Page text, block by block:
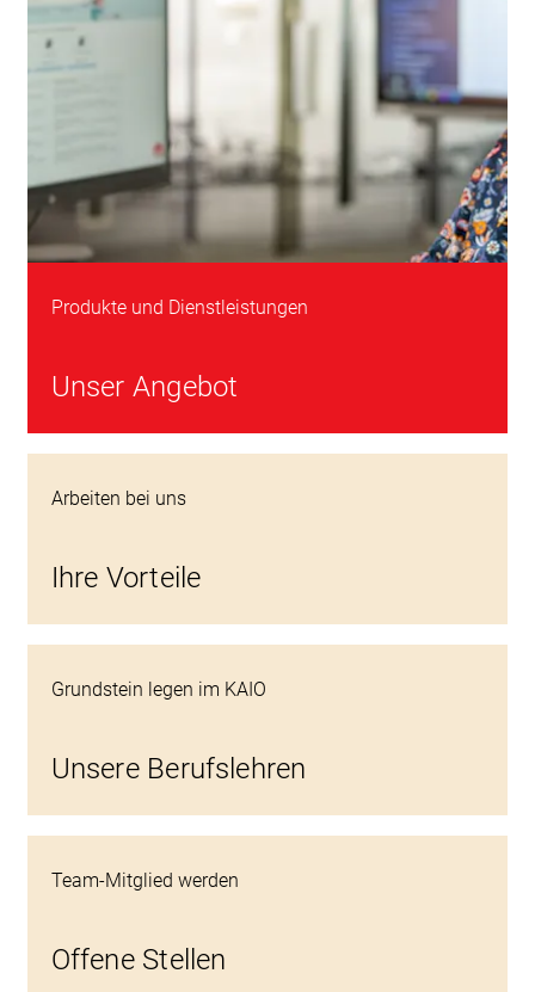
Unser Angebot
Produkte und Dienstleistungen
Ihre Vorteile
Arbeiten bei uns
Unsere Berufslehren
Grundstein legen im KAIO
Offene Stellen
Team-Mitglied werden